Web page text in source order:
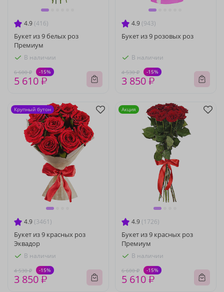
4.9 (416)
Букет из 9 белых роз
Премиум
В наличии
6 600 ₽ -15%
5 610 ₽
4.9 (943)
Букет из 9 розовых роз
В наличии
4 530 ₽ -15%
3 850 ₽
4.9 (3461)
Букет из 9 красных роз
Эквадор
В наличии
4 530 ₽ -15%
3 850 ₽
Крупный бутон
4.9 (1726)
Букет из 9 красных роз
Премиум
В наличии
6 600 ₽ -15%
5 610 ₽
Акция